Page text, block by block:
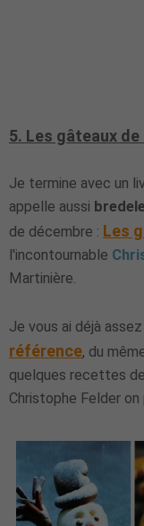
5. Les gâteaux de
Je termine avec un
appelle aussi
de décembre : Les
l'incontournable
Martinière.
Je vous ai déjà
référence, du
quelques recettes
Christophe Felder